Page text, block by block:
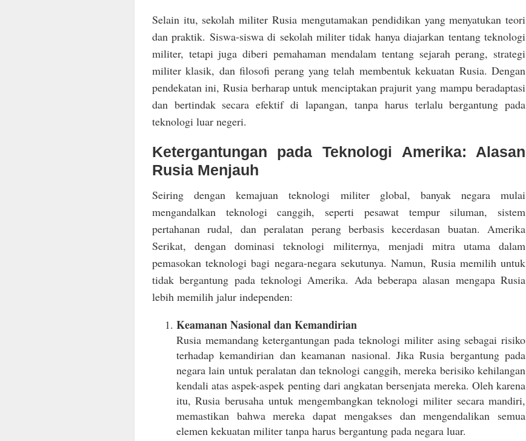
Selain itu, sekolah militer Rusia mengutamakan pendidikan yang menyatukan teori
dan praktik. Siswa-siswa di sekolah militer tidak hanya diajarkan tentang teknologi
militer, tetapi juga diberi pemahaman mendalam tentang sejarah perang, strategi
militer klasik, dan filosofi perang yang telah membentuk kekuatan Rusia. Dengan
pendekatan ini, Rusia berharap untuk menciptakan prajurit yang mampu beradaptasi
dan bertindak secara efektif di lapangan, tanpa harus terlalu bergantung pada
teknologi luar negeri.
Ketergantungan pada Teknologi Amerika: Alasan
Rusia Menjauh
Seiring dengan kemajuan teknologi militer global, banyak negara mulai
mengandalkan teknologi canggih, seperti pesawat tempur siluman, sistem
pertahanan rudal, dan peralatan perang berbasis kecerdasan buatan. Amerika
Serikat, dengan dominasi teknologi militernya, menjadi mitra utama dalam
pemasokan teknologi bagi negara-negara sekutunya. Namun, Rusia memilih untuk
tidak bergantung pada teknologi Amerika. Ada beberapa alasan mengapa Rusia
lebih memilih jalur independen:
Keamanan Nasional dan Kemandirian
Rusia memandang ketergantungan pada teknologi militer asing sebagai risiko
terhadap kemandirian dan keamanan nasional. Jika Rusia bergantung pada
negara lain untuk peralatan dan teknologi canggih, mereka berisiko kehilangan
kendali atas aspek-aspek penting dari angkatan bersenjata mereka. Oleh karena
itu, Rusia berusaha untuk mengembangkan teknologi militer secara mandiri,
memastikan bahwa mereka dapat mengakses dan mengendalikan semua
elemen kekuatan militer tanpa harus bergantung pada negara luar.